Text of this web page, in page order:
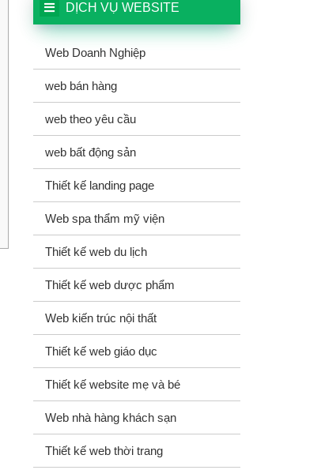
DỊCH VỤ WEBSITE
Web Doanh Nghiệp
web bán hàng
web theo yêu cầu
web bất động sản
Thiết kế landing page
Web spa thẩm mỹ viện
Thiết kế web du lịch
Thiết kế web dược phẩm
Web kiến trúc nội thất
Thiết kế web giáo dục
Thiết kế website mẹ và bé
Web nhà hàng khách sạn
Thiết kế web thời trang